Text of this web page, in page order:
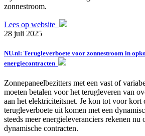
zonnestroom.
Lees op website
28 juli 2025
NU.nl: Terugleverboete voor zonnestroom in
energiecontracten
Zonnepaneelbezitters met een vast of
moeten betalen voor het terugleveren van
aan het elektriciteitsnet. Je kon tot voor kort
terugleverboete uit komen met een
steeds meer energieleveranciers rekenen
dynamische contracten.